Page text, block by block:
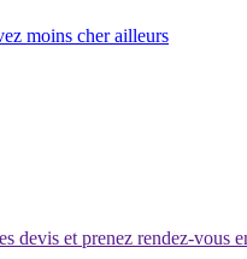
moins cher ailleurs
devis et prenez rendez-vous